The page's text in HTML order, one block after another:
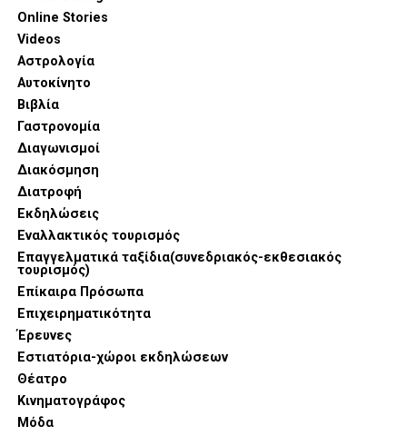
Online Stories
Videos
Αστρολογία
Αυτοκίνητο
Βιβλία
Γαστρονομία
Διαγωνισμοί
Διακόσμηση
Διατροφή
Εκδηλώσεις
Εναλλακτικός τουρισμός
Επαγγελματικά ταξίδια(συνεδριακός-εκθεσιακός
τουρισμός)
Επίκαιρα Πρόσωπα
Επιχειρηματικότητα
Έρευνες
Εστιατόρια-χώροι εκδηλώσεων
Θέατρο
Κινηματογράφος
Μόδα